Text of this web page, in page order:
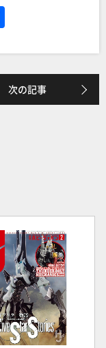
次の記事